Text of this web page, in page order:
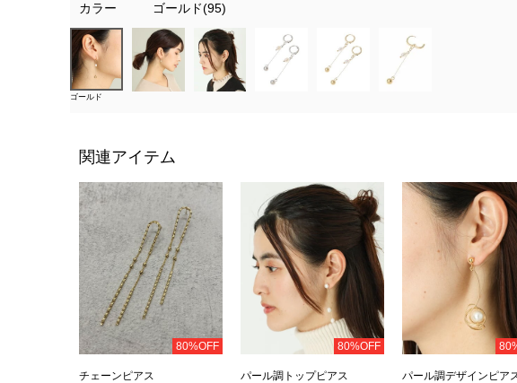
カラー
ゴールド(95)
ゴールド
関連アイテム
80%OFF
チェーンピアス
80%OFF
パール調トップピアス パール調デザインピア